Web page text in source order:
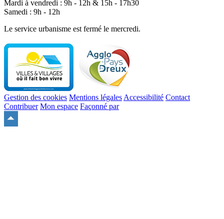
Mardi à vendredi : 9h - 12h & 15h - 17h30
Samedi : 9h - 12h
Le service urbanisme est fermé le mercredi.
Gestion des cookies Mentions légales Accessibilité Contact
Contribuer Mon espace Façonné par